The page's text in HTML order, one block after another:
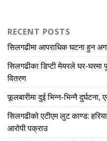
RECENT POSTS
सिलगढीमा आपराधिक घटना हुन
सिलगढीका डिप्टी मेयरले घर-घरमा
वितरण
फूलबारीमा दुई भिन्न-भिन्नै
सिलगढीको एटीएम लुट काण्ड:
आरोपी पक्राउ